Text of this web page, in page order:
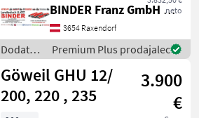
neto
serienmäßiger Ausführung
✔️ Aussenbreite: 1.900mm
✔️ Innenbreite: 1.780mm ✔️
Tiefe: 1.150mm ✔️ Bordwan
BINDER Franz GmbH & CoKG
3654 Raxendorf
Dodatna
oprema
za
traktorje
/ Hauer
Premium Plus prodajalec
Göweil GHU 12/
200, 220 , 235
3.900
€